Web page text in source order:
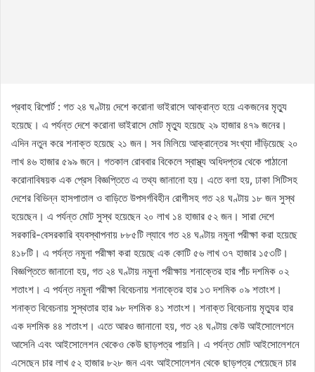
প্রবাহ রিপোর্ট : গত ২৪ ঘণ্টায় দেশে করোনা ভাইরাসে আক্রান্ত হয়ে একজনের মৃত্যু
হয়েছে। এ পর্যন্ত দেশে করোনা ভাইরাসে মোট মৃত্যু হয়েছে ২৯ হাজার ৪৭৯ জনের।
এদিন নতুন করে শনাক্ত হয়েছে ২১ জন। সব মিলিয়ে আক্রান্তের সংখ্যা দাঁড়িয়েছে ২০
লাখ ৪৬ হাজার ৫৯৯ জনে। গতকাল রোববার বিকেলে স্বাস্থ্য অধিদপ্তর থেকে পাঠানো
করোনাবিষয়ক এক প্রেস বিজ্ঞপ্তিতে এ তথ্য জানানো হয়। এতে বলা হয়, ঢাকা সিটিসহ
দেশের বিভিন্ন হাসপাতাল ও বাড়িতে উপসর্গবিহীন রোগীসহ গত ২৪ ঘণ্টায় ১৮ জন সুস্থ
হয়েছেন। এ পর্যন্ত মোট সুস্থ হয়েছেন ২০ লাখ ১৪ হাজার ৫২ জন। সারা দেশে
সরকারি-বেসরকারি ব্যবস্থাপনায় ৮৮৫টি ল্যাবে গত ২৪ ঘণ্টায় নমুনা পরীক্ষা করা হয়েছে
৪১৮টি। এ পর্যন্ত নমুনা পরীক্ষা করা হয়েছে এক কোটি ৫৬ লাখ ৩৭ হাজার ১৫৩টি।
বিজ্ঞপ্তিতে জানানো হয়, গত ২৪ ঘণ্টায় নমুনা পরীক্ষায় শনাক্তের হার পাঁচ দশমিক ০২
শতাংশ। এ পর্যন্ত নমুনা পরীক্ষা বিবেচনায় শনাক্তের হার ১৩ দশমিক ০৯ শতাংশ।
শনাক্ত বিবেচনায় সুস্থতার হার ৯৮ দশমিক ৪১ শতাংশ। শনাক্ত বিবেচনায় মৃত্যুর হার
এক দশমিক ৪৪ শতাংশ। এতে আরও জানানো হয়, গত ২৪ ঘণ্টায় কেউ আইসোলেশনে
আসেনি এবং আইসোলেশন থেকেও কেউ ছাড়পত্র পায়নি। এ পর্যন্ত মোট আইসোলেশনে
এসেছেন চার লাখ ৫২ হাজার ৮২৮ জন এবং আইসোলেশন থেকে ছাড়পত্র পেয়েছেন চার